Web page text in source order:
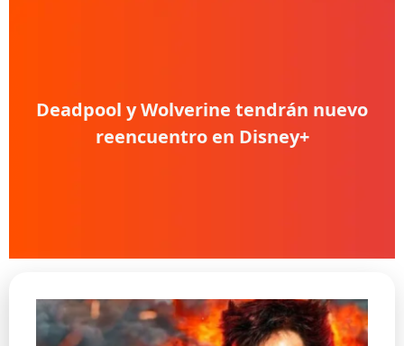
Deadpool y Wolverine tendrán nuevo
reencuentro en Disney+